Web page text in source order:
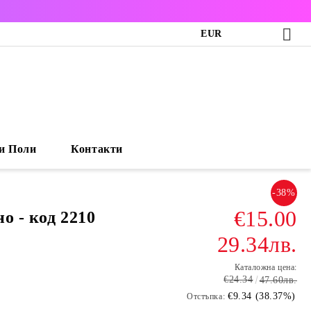
EUR
Поли Контакти
- код 2210
-38%
€15.00
29.34лв.
Каталожна цена:
€24.34 47.60лв.
Отстъпка: €9.34 (38.37%)